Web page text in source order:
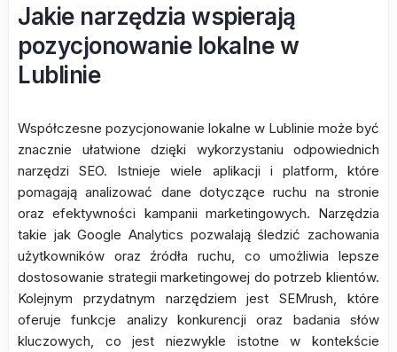
Jakie narzędzia wspierają
pozycjonowanie lokalne w
Lublinie
Współczesne pozycjonowanie lokalne w Lublinie może być
znacznie ułatwione dzięki wykorzystaniu odpowiednich
narzędzi SEO. Istnieje wiele aplikacji i platform, które
pomagają analizować dane dotyczące ruchu na stronie
oraz efektywności kampanii marketingowych. Narzędzia
takie jak Google Analytics pozwalają śledzić zachowania
użytkowników oraz źródła ruchu, co umożliwia lepsze
dostosowanie strategii marketingowej do potrzeb klientów.
Kolejnym przydatnym narzędziem jest SEMrush, które
oferuje funkcje analizy konkurencji oraz badania słów
kluczowych, co jest niezwykle istotne w kontekście